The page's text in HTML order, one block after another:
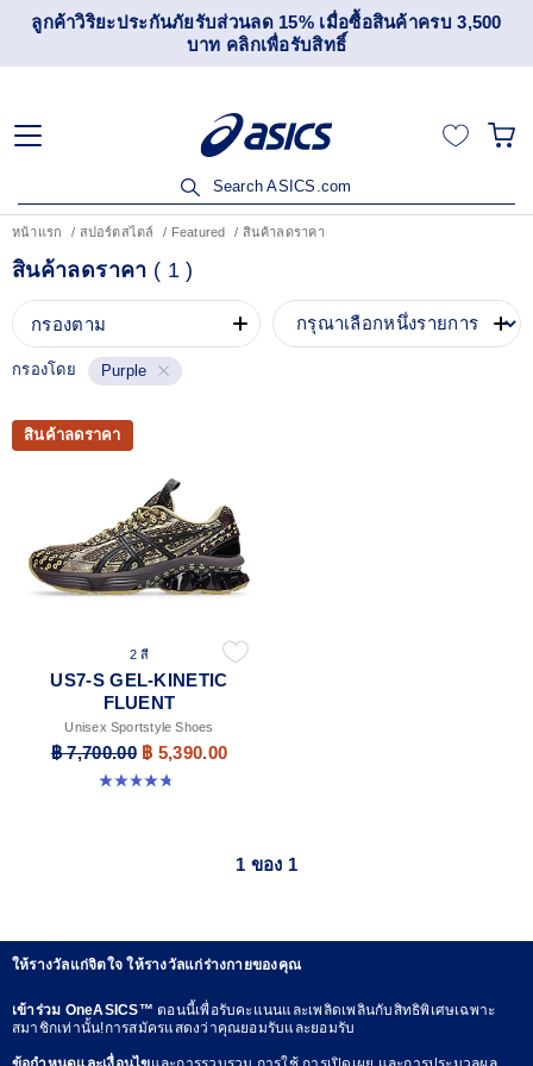
ลูกค้าวิริยะประกันภัยรับส่วนลด 15% เมื่อซื้อสินค้าครบ 3,500
บาท คลิกเพื่อรับสิทธิ์
Search ASICS.com
หน้าแรก สปอร์ตสไตล์ Featured สินค้าลดราคา
สินค้าลดราคา ( 1)
กรองตาม
กรองโดย Purple
สินค้าลดราคา
2 สี
US7-S GEL-KINETIC
FLUENT
Unisex Sportstyle Shoes
฿ 7,700.00 ฿ 5,390.00
4.7 จาก 5 ดาว 18 รีวิว
1 ของ 1
ให้รางวัลแก่จิตใจ ให้รางวัลแก่ร่างกายของคุณ
เข้าร่วม OneASICS™ตอนนี้เพื่อรับคะแนนและเพลิดเพลินกับสิทธิพิเศษเฉพาะ
สมาชิกเท่านั้น!การสมัครแสดงว่าคุณยอมรับและยอมรับ